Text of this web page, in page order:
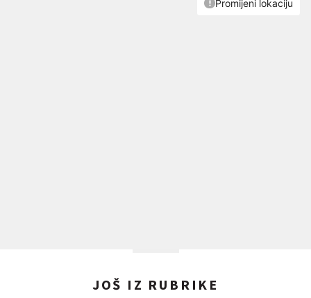
JOŠ IZ RUBRIKE